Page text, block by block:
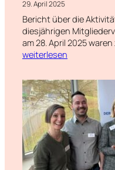
29. April 2025
Bericht über die
diesjährigen
am 28. April 2025
weiterlesen